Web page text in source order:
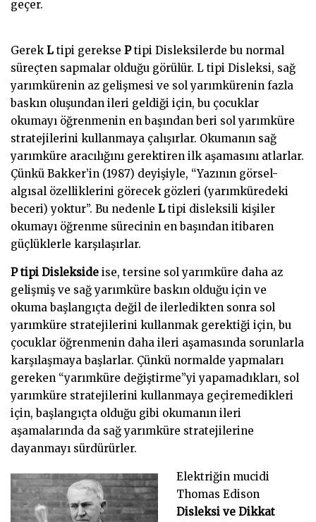
geçer.
Gerek L tipi gerekse Ptipi Disleksilerde bu normal
süreçten sapmalar olduğu görülür. L tipi Disleksi, sağ
yarımkürenin az gelişmesi ve sol yarımkürenin fazla
baskın oluşundan ileri geldiği için, bu çocuklar
okumayı öğrenmenin en başından beri sol yarımküre
stratejilerini kullanmaya çalışırlar. Okumanın sağ
yarımküre aracılığını gerektiren ilk aşamasını atlarlar.
Çünkü Bakker’in (1987) deyişiyle, “Yazının görsel-
algısal özelliklerini görecek gözleri (yarımküredeki
beceri) yoktur”. Bu nedenle L tipi disleksili kişiler
okumayı öğrenme sürecinin en başından itibaren
güçlüklerle karşılaşırlar.
P tipi Dislekside ise, tersine sol yarımküre daha az
gelişmiş ve sağ yarımküre baskın olduğu için ve
okuma başlangıçta değil de ilerledikten sonra sol
yarımküre stratejilerini kullanmak gerektiği için, bu
çocuklar öğrenmenin daha ileri aşamasında sorunlarla
karşılaşmaya başlarlar. Çünkü normalde yapmaları
gereken “yarımküre değiştirme”yi yapamadıkları, sol
yarımküre stratejilerini kullanmaya geçiremedikleri
için, başlangıçta olduğu gibi okumanın ileri
aşamalarında da sağ yarımküre stratejilerine
dayanmayı sürdürürler.
Elektriğin mucidi
Thomas Edison
Disleksi ve Dikkat